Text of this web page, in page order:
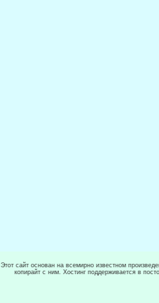
Этот сайт основан на всемирно известном
копирайт с ним. Хостинг поддерживается в